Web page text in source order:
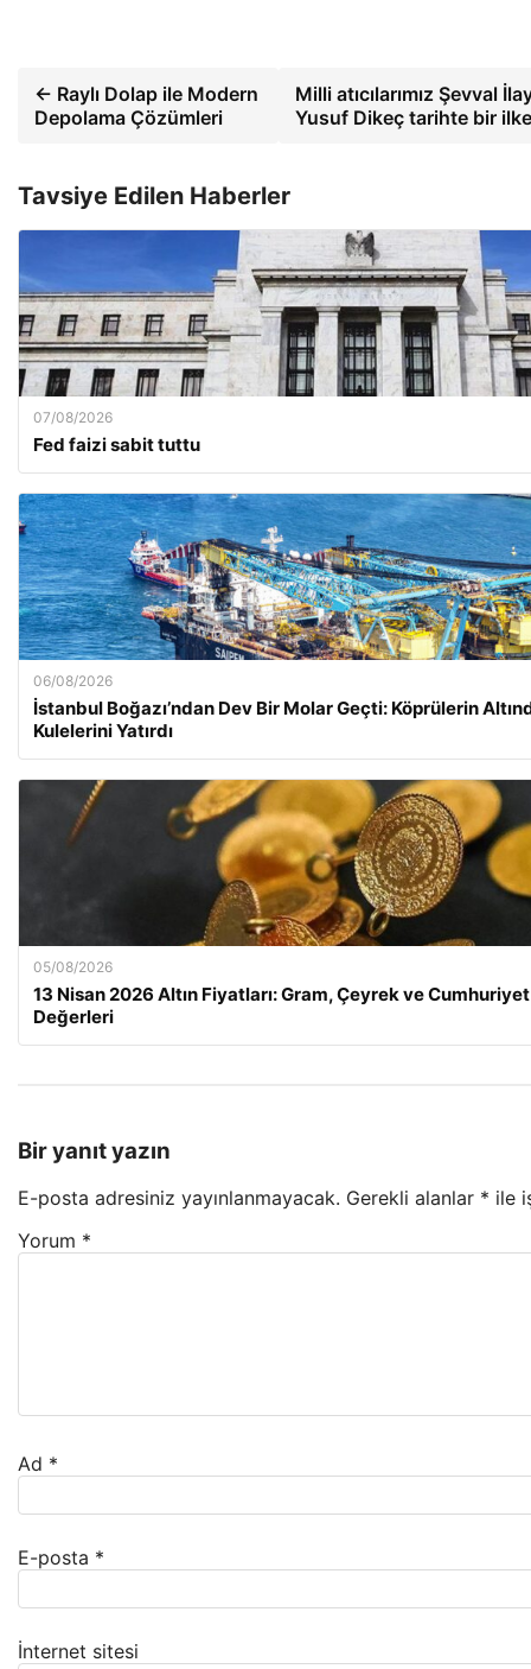
← Raylı Dolap ile Modern
Depolama Çözümleri
Milli atıcılarımız Şevval
Yusuf Dikeç tarihte bir
Tavsiye Edilen Haberler
07/08/2026
Fed faizi sabit tuttu
06/08/2026
İstanbul Boğazı’ndan Dev Bir Molar Geçti: Köprülerin
Kulelerini Yatırdı
05/08/2026
13 Nisan 2026 Altın Fiyatları: Gram, Çeyrek ve Cumhuriyet
Değerleri
Bir yanıt yazın
E-posta adresiniz yayınlanmayacak. Gerekli alanlar * ile
Yorum *
Ad *
E-posta *
İnternet sitesi